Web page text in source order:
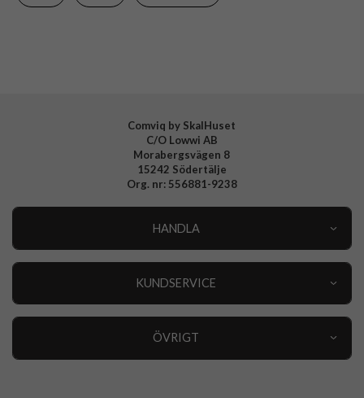
Varumärke
Comviq by SkalHuset
C/O Lowwi AB
Morabergsvägen 8
15242 Södertälje
Org. nr: 556881-9238
HANDLA
KUNDSERVICE
ÖVRIGT